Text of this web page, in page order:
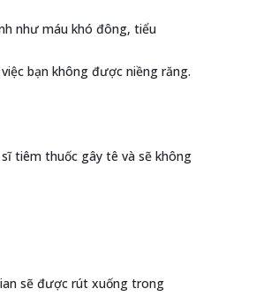
như máu khó đông, tiểu
bạn không được niềng răng.
tiêm thuốc gây tê và sẽ không
sẽ được rút xuống trong